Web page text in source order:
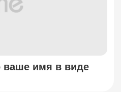
ваше имя в виде